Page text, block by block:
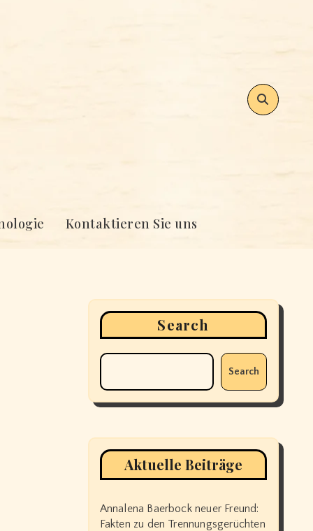
Kontaktieren Sie uns
Search
Search
Aktuelle Beiträge
Annalena Baerbock neuer Freund:
Fakten zu den Trennungsgerüchten